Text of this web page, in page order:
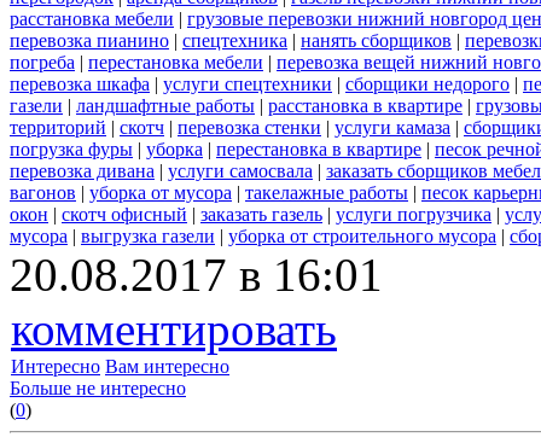
расстановка мебели | грузовые перевозки нижний новгород
перевозка пианино | спецтехника | нанять сборщиков |
погреба | перестановка мебели | перевозка вещей нижний
перевозка шкафа | услуги спецтехники | сборщики недорого |
газели | ландшафтные работы | расстановка в квартире |
территорий | скотч | перевозка стенки | услуги камаза |
погрузка фуры | уборка | перестановка в квартире | песок
перевозка дивана | услуги самосвала | заказать сборщиков
вагонов | уборка от мусора | такелажные работы | песок
окон | скотч офисный | заказать газель | услуги погрузчика |
мусора | выгрузка газели | уборка от строительного мусора |
20.08.2017 в 16:01
комментировать
Интересно Вам интересно
Больше не интересно
(0)